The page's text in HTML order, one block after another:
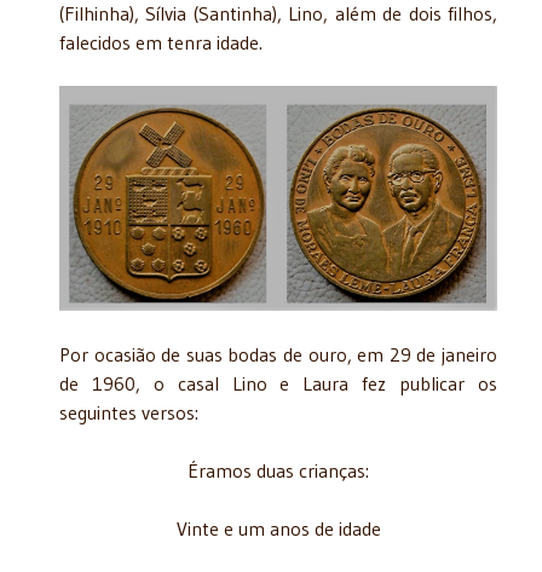
(Filhinha), Sílvia (Santinha), Lino, além de dois filhos,
falecidos em tenra idade.
Por ocasião de suas bodas de ouro, em 29 de janeiro
de 1960, o casal Lino e Laura fez publicar os
seguintes versos:
Éramos duas crianças:
Vinte e um anos de idade